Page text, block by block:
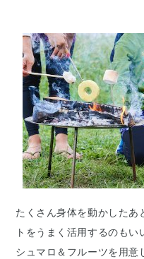
たくさん身体を動かしたあ
トをうまく活用するのも
シュマロ＆フルーツを用意